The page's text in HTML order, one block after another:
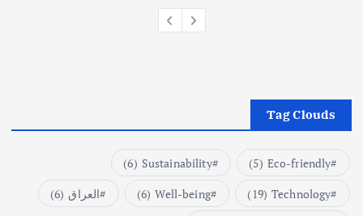
Tag Clouds
Eco-friendly
(5)
Sustainability
(6)
Technology
(19)
Well-being
(6) العراق (6)